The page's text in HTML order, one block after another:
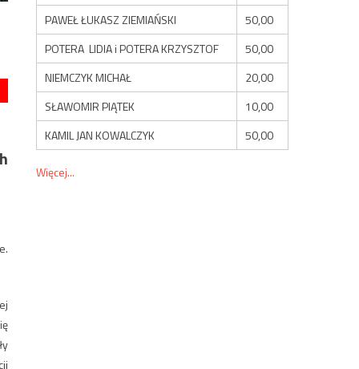
PAWEŁ ŁUKASZ ZIEMIAŃSKI
50,00
POTERA LIDIA i POTERA KRZYSZTOF
50,00
NIEMCZYK MICHAŁ
20,00
SŁAWOMIR PIĄTEK
10,00
KAMIL JAN KOWALCZYK
50,00
Więcej...